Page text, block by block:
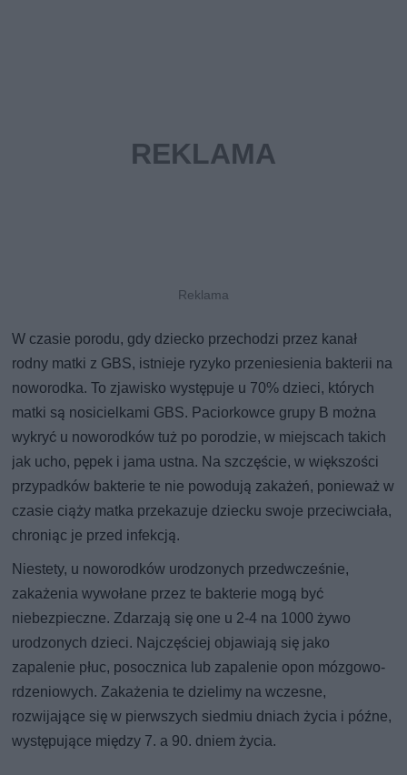
W czasie porodu, gdy dziecko przechodzi przez kanał
rodny matki z GBS, istnieje ryzyko przeniesienia bakterii na
noworodka. To zjawisko występuje u 70% dzieci, których
matki są nosicielkami GBS. Paciorkowce grupy B można
wykryć u noworodków tuż po porodzie, w miejscach takich
jak ucho, pępek i jama ustna. Na szczęście, w większości
przypadków bakterie te nie powodują zakażeń, ponieważ w
czasie ciąży matka przekazuje dziecku swoje przeciwciała,
chroniąc je przed infekcją.
Niestety, u noworodków urodzonych przedwcześnie,
zakażenia wywołane przez te bakterie mogą być
niebezpieczne. Zdarzają się one u 2-4 na 1000 żywo
urodzonych dzieci. Najczęściej objawiają się jako
zapalenie płuc, posocznica lub zapalenie opon mózgowo-
rdzeniowych. Zakażenia te dzielimy na wczesne,
rozwijające się w pierwszych siedmiu dniach życia i późne,
występujące między 7. a 90. dniem życia.